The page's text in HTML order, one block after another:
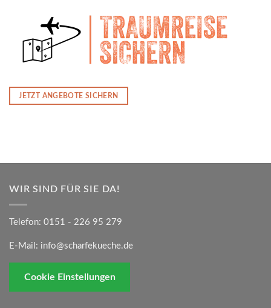
JETZT ANGEBOTE SICHERN
WIR SIND FÜR SIE DA!
Telefon: 0151 - 226 95 279
E-Mail: info@scharfekueche.de
Cookie Einstellungen